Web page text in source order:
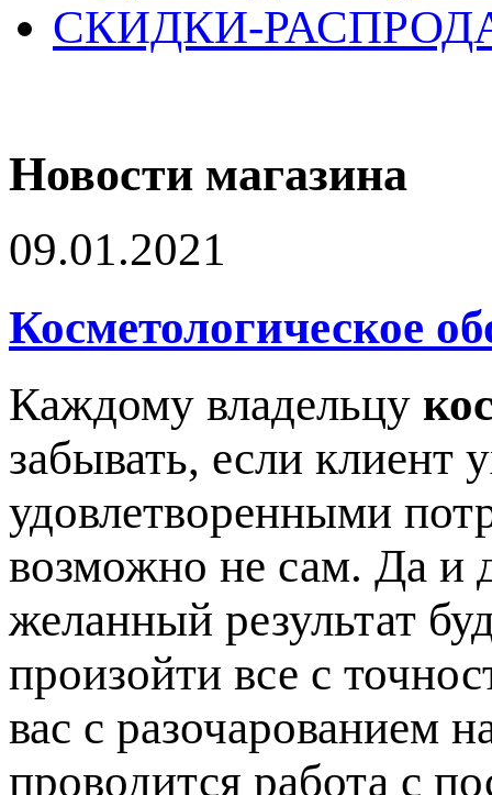
СКИДКИ-
Новости магазина
09.01.2021
Косметологическое
Каждому владельцу
забывать, если клиент
удовлетворенными
возможно не сам. Да и
желанный результат
произойти все с
вас с разочарованием
проводится работа с